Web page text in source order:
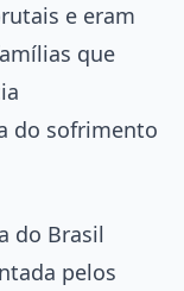
e eram
que
do sofrimento
do Brasil
pelos